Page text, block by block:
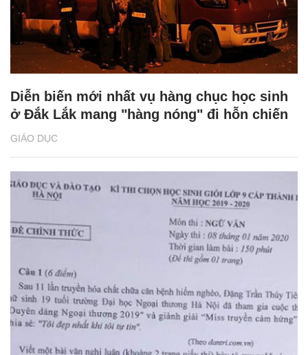
GIÁO DỤC
Diễn biến mới nhất vụ hàng chục học sinh
ở Đắk Lắk mang "hàng nóng" đi hỗn chiến